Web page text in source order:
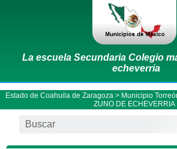
La escuela Secundaria Colegio
echeverria
Estado de Coahuila de Zaragoza > Municipio
ZUNO DE ECHEVERRIA